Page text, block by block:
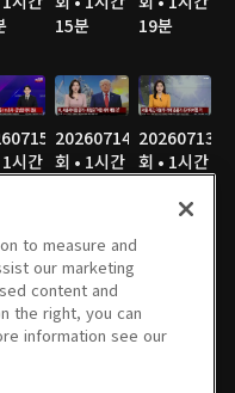
15분
19분
1시간
20260714
회 • 1시간
20260713
회 • 1시간
시간
20260706
회 • 1시간
19분
회 • 1시간
20분
to measure and
our marketing
content and
the right, you can
information see our